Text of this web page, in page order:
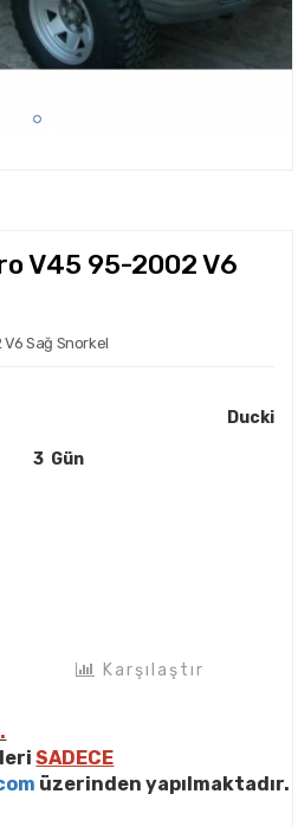
V45 95-2002 V6
Sağ Snorkel
Ducki
3 Gün
Karşılaştır
SADECE
üzerinden yapılmaktadır.